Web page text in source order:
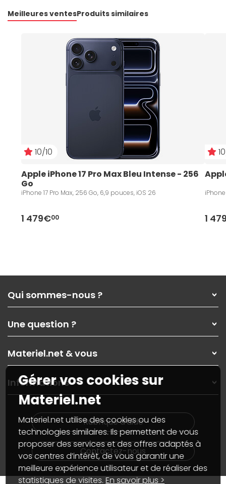
Meilleures ventesProduits similaires
10/10
Apple iPhone 17 Pro Max Bleu Intense - 256
Go
iPhone 17 Pro Max, 256 Go, 6,9 pouces, iOS 26
1 479€00 1
Qui sommes-nous ?
Nos services
Les magasins Materiel.net
Nos solutions pour les pros
Contactez-nous
Une question ?
Paiement, livraison
Garanties,Pack Zen
SAV, demander un retour
Informations
Guides d'achats et tutoriels
Materiel.net & vous
On répare votre PC portable
On rachète votre carte graphique
PC sur mesure : Votre RDV personnalisé
Notre démarche écologique
Materiel.net recrute
Notre programme d'affiliation
Partenariat & Sponsoring
Informations
Plan du site
Nos marques
Conditions générales de vente
Marketplace
Informations légales
Données personnellesetcookies
Gérer vos cookies
Accessibilité : non conforme
Rubrique d'aide
Contactez-nous
Gérer vos cookies sur
Materiel.net
Materiel.net utilise des cookies ou des
technologies similaires. Ils permettent de vous
proposer des services et des offres adaptés à
vos centres d’intérêt, de vous garantir une
meilleure expérience utilisateur et de réaliser des
statistiques de visites.En savoir plus >